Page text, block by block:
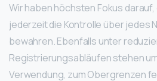
Wir haben höchsten Fokus
jederzeit die Kontrolle über jedes
bewahren. Ebenfalls unter
Registrierungsabläufen stehen
Verwendung, zum Obergrenzen